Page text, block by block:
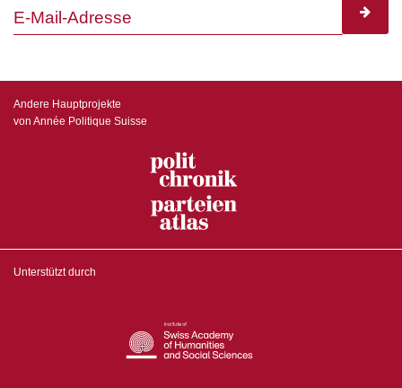
Andere Hauptprojekte
von Année Politique Suisse
Unterstützt durch